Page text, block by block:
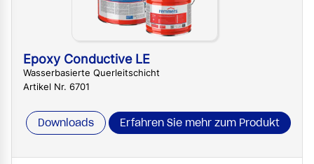
Epoxy Conductive LE
Wasserbasierte Querleitschicht
Artikel Nr. 6701
Downloads Erfahren Sie mehr zum Produkt